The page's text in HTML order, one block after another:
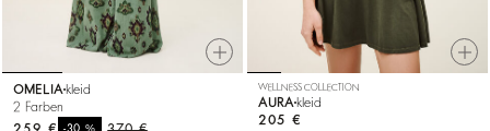
OMELIA kleid
2 Farben
%
WELLNESS COLLECTION
AURA kleid
205 €